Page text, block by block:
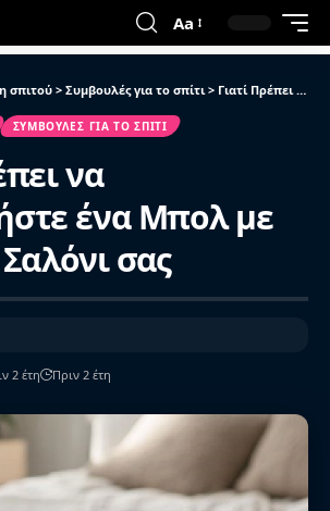
Aa
σπιτού> Συμβουλές για το σπίτι> Γιατί Πρέπει να Τοποθετήστε ένα Μπολ με Ξύδι στο Σαλόνι σας
ΣΥΜΒΟΥΛΈΣ ΓΙΑ ΤΟ ΣΠΊΤΙ
να
ένα Μπολ με
σας
2 έτη Πριν 2 έτη